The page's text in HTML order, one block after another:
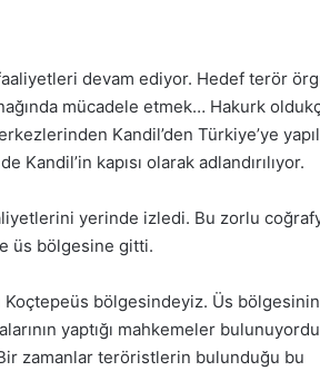
devam ediyor. Hedef terör
mücadele etmek… Hakurk
Kandil’den Türkiye’ye
kapısı olarak adlandırılıyor.
yerinde izledi. Bu zorlu
üs bölgesine gitti.
Koçtepeüs bölgesindeyiz. Üs bölgesinin
yaptığı mahkemeler
zamanlar teröristlerin bulunduğu bu